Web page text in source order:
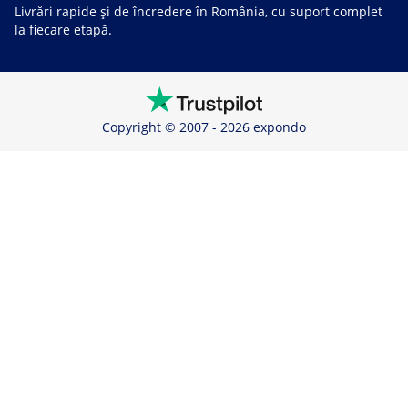
Livrări rapide și de încredere în România, cu suport complet
la fiecare etapă.
Copyright © 2007 - 2026 expondo